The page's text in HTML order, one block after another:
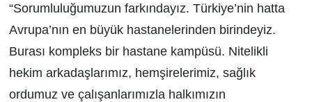
“Sorumluluğumuzun farkındayız. Türkiye’nin hatta
Avrupa’nın en büyük hastanelerinden birindeyiz.
Burası kompleks bir hastane kampüsü. Nitelikli
hekim arkadaşlarımız, hemşirelerimiz, sağlık
ordumuz ve çalışanlarımızla halkımızın